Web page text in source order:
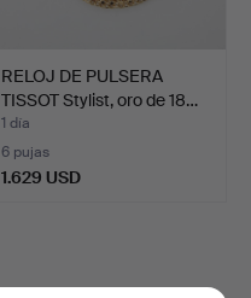
RELOJ DE PULSERA
TISSOT Stylist, oro de 18…
1 día
6 pujas
1.629 USD